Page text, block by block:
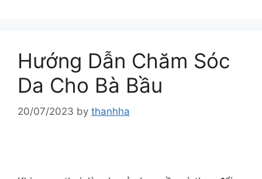
Hướng Dẫn Chăm Sóc
Da Cho Bà Bầu
20/07/2023 by thanhha